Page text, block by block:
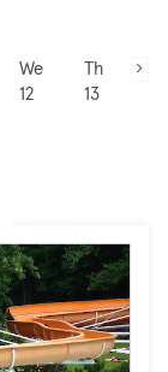
We
12
Th
13